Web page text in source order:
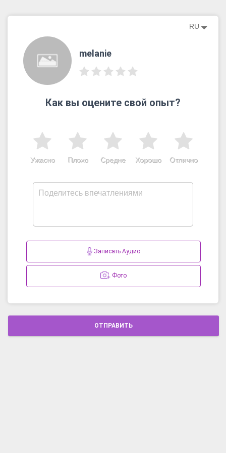
RU
melanie
Как вы оцените свой опыт?
Отлично
Хорошо
Средне
Плохо
Ужасно
Записать Аудио
Фото
ОТПРАВИТЬ